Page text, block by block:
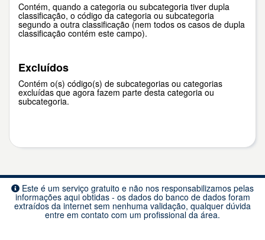
Contém, quando a categoria ou subcategoria tiver dupla
classificação, o código da categoria ou subcategoria
segundo a outra classificação (nem todos os casos de dupla
classificação contém este campo).
Excluídos
Contém o(s) código(s) de subcategorias ou categorias
excluídas que agora fazem parte desta categoria ou
subcategoria.
Este é um serviço gratuito e não nos responsabilizamos pelas
informações aqui obtidas - os dados do banco de dados foram
extraídos da internet sem nenhuma validação, qualquer dúvida
entre em contato com um profissional da área.